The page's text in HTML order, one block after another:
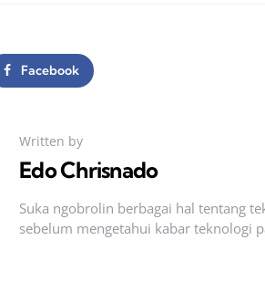
Facebook
Written by
Edo Chrisnado
Suka ngobrolin berbagai hal tentang
sebelum mengetahui kabar teknologi